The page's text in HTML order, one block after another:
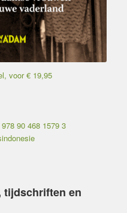
voor € 19,95
90 468 1579 3
tijdschriften en